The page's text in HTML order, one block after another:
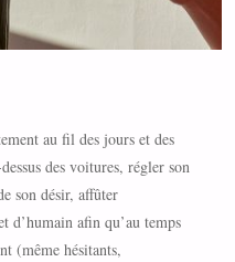
au fil des jours et des
des voitures, régler son
son désir, affûter
d’humain afin qu’au temps
(même hésitants,